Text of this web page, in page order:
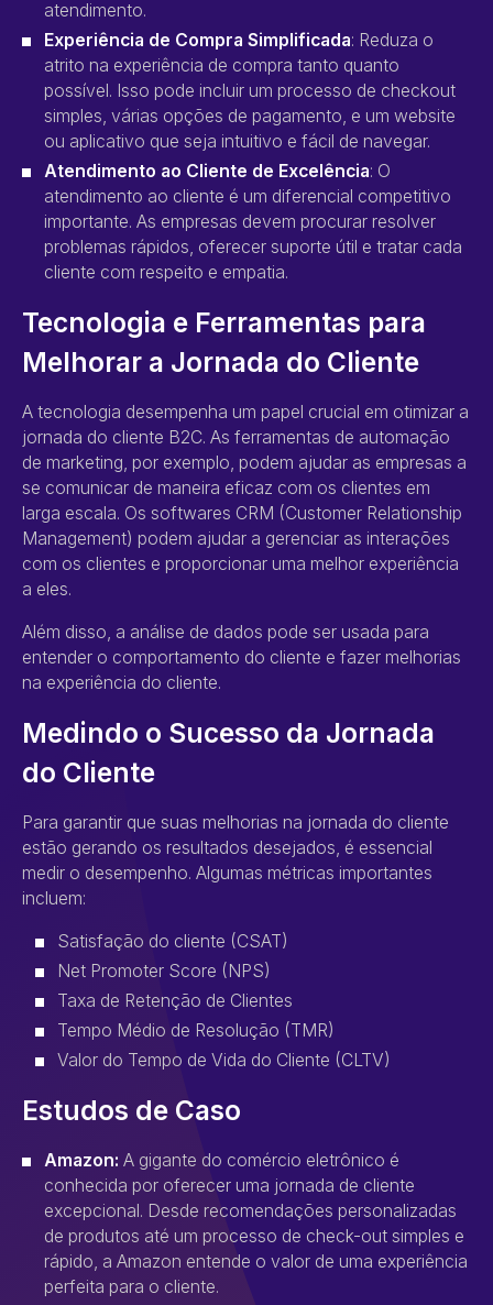
atendimento.
Experiência de Compra Simplificada: Reduza o
atrito na experiência de compra tanto quanto
possível. Isso pode incluir um processo de checkout
simples, várias opções de pagamento, e um website
ou aplicativo que seja intuitivo e fácil de navegar.
Atendimento ao Cliente de Excelência: O
atendimento ao cliente é um diferencial competitivo
importante. As empresas devem procurar resolver
problemas rápidos, oferecer suporte útil e tratar cada
cliente com respeito e empatia.
Tecnologia e Ferramentas para
Melhorar a Jornada do Cliente
A tecnologia desempenha um papel crucial em otimizar a
jornada do cliente B2C. As ferramentas de automação
de marketing, por exemplo, podem ajudar as empresas a
se comunicar de maneira eficaz com os clientes em
larga escala. Os softwares CRM (Customer Relationship
Management) podem ajudar a gerenciar as interações
com os clientes e proporcionar uma melhor experiência
a eles.
Além disso, a análise de dados pode ser usada para
entender o comportamento do cliente e fazer melhorias
na experiência do cliente.
Medindo o Sucesso da Jornada
do Cliente
Para garantir que suas melhorias na jornada do cliente
estão gerando os resultados desejados, é essencial
medir o desempenho. Algumas métricas importantes
incluem:
Satisfação do cliente (CSAT)
Net Promoter Score (NPS)
Taxa de Retenção de Clientes
Tempo Médio de Resolução (TMR)
Valor do Tempo de Vida do Cliente (CLTV)
Estudos de Caso
Amazon: A gigante do comércio eletrônico é
conhecida por oferecer uma jornada de cliente
excepcional. Desde recomendações personalizadas
de produtos até um processo de check-out simples e
rápido, a Amazon entende o valor de uma experiência
perfeita para o cliente.